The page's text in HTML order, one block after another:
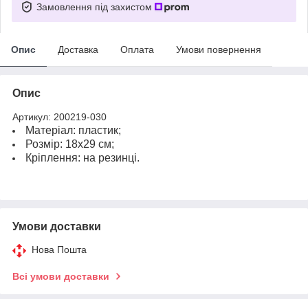
Замовлення під захистом
Опис Доставка Оплата Умови повернення
Опис
Артикул: 200219-030
Матеріал: пластик;
Розмір: 18х29 см;
Кріплення: на резинці.
Умови доставки
Нова Пошта
Всі умови доставки